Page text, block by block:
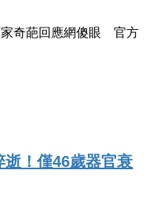
家奇葩回應網傻眼 官方
逝！僅46歲器官衰